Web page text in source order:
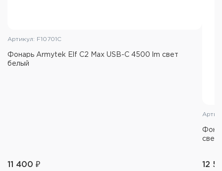
Артикул: F10701C
Фонарь Armytek Elf C2 Max USB-C 4500 lm свет
белый
11 400 ₽
свет
12